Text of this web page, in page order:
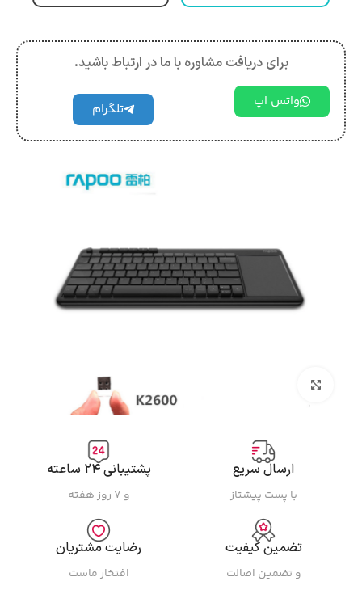
برای دریافت مشاوره با ما در ارتباط باشید.
واتس اپ تلگرام
ارسال سریع
با پست پیشتاز
پشتیبانی ۲۴ ساعته
و ۷ روز هفته
تضمین کیفیت
و تضمین اصالت
رضایت مشتریان
افتخار ماست